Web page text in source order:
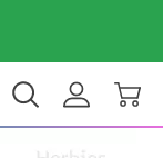
$ USD DE